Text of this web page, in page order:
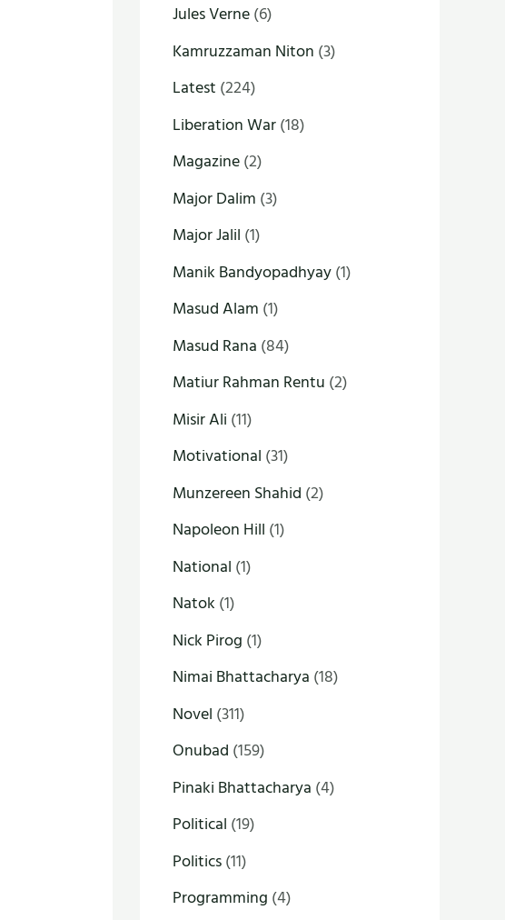
Jules Verne(6)
Kamruzzaman Niton (3)
Latest (224)
Liberation War(18)
Magazine(2)
Major Dalim (3)
Major Jalil (1)
Manik Bandyopadhyay(1)
Masud Alam (1)
Masud Rana (84)
Matiur Rahman Rentu (2)
Misir Ali (11)
Motivational (31)
Munzereen Shahid (2)
Napoleon Hill (1)
National (1)
Natok (1)
Nick Pirog (1)
Nimai Bhattacharya (18)
Novel (311)
Onubad (159)
Pinaki Bhattacharya (4)
Political (19)
Politics(11)
Programming (4)